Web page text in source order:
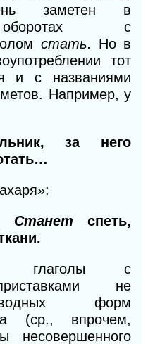
заметен в
оборотах с
стать. Но в
тот
ис названиями
Например, у
за него
Станет спеть,
глаголы с
не
форм
(ср., впрочем,
несовершенного